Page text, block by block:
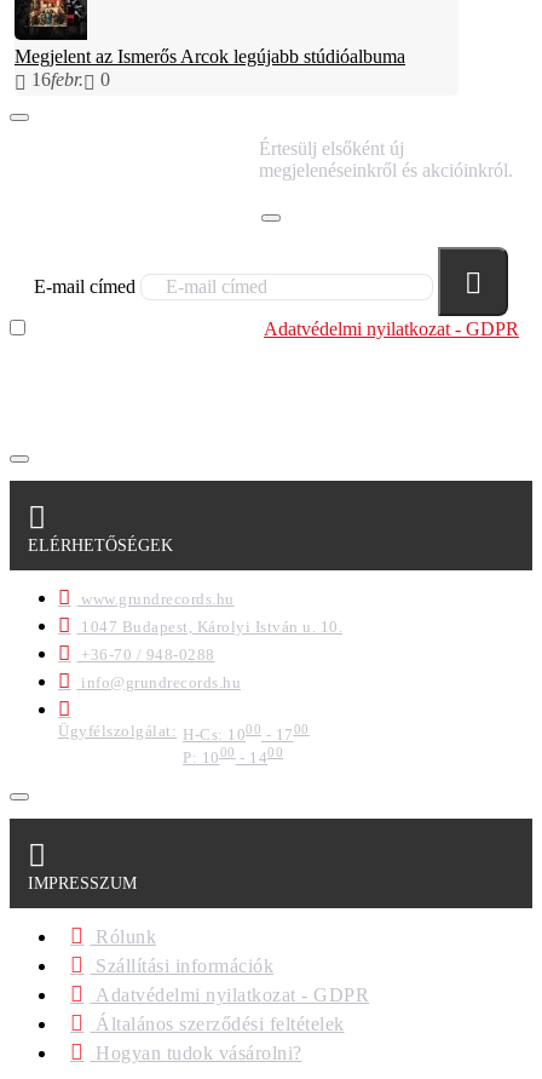
Megjelent az Ismerős Arcok legújabb stúdióalbuma
16febr. 0
Értesülj elsőként új
megjelenéseinkről és akcióinkról.
E-mail címed
Adatvédelmi nyilatkozat - GDPR
ELÉRHETŐSÉGEK
www.grundrecords.hu
1047 Budapest, Károlyi István u. 10.
+36-70 / 948-0288
info@grundrecords.hu
Ügyfélszolgálat: H-Cs: 1000 - 1700
P: 1000- 1400
IMPRESSZUM
Rólunk
Szállítási információk
Adatvédelmi nyilatkozat - GDPR
Általános szerződési feltételek
Hogyan tudok vásárolni?